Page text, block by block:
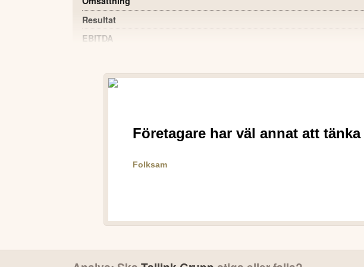
Resultat
EBITDA
Bruttomarginal
Omsättningen för Q2 2026 var stabil på 207,0 MEUR, oförändrad från
2026.
2025.